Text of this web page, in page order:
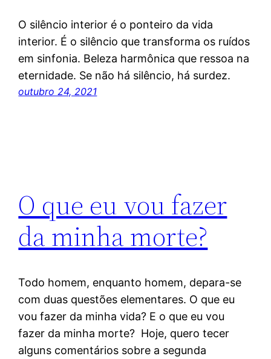
O silêncio interior é o ponteiro da vida
interior. É o silêncio que transforma os ruídos
em sinfonia. Beleza harmônica que ressoa na
eternidade. Se não há silêncio, há surdez.
outubro 24, 2021
O que eu vou fazer
da minha morte?
Todo homem, enquanto homem, depara-se
com duas questões elementares. O que eu
vou fazer da minha vida? E o que eu vou
fazer da minha morte? Hoje, quero tecer
alguns comentários sobre a segunda